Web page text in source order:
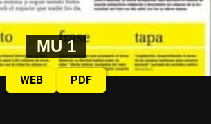
MU 1
WEB PDF